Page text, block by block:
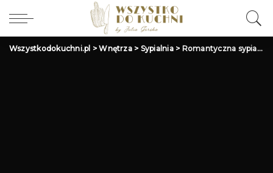
Wszystkodokuchni.pl >Wnętrza> Sypialnia> Romantyczna sypialnia: Inspiracje i pomysły na aranżację wnętrza